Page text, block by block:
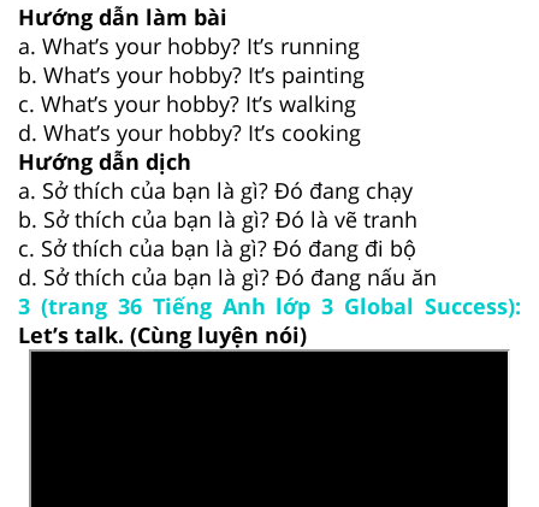
Hướng dẫn làm bài
a. What’s your hobby? It’s running
b. What’s your hobby? It’s painting
c. What’s your hobby? It’s walking
d. What’s your hobby? It’s cooking
Hướng dẫn dịch
a. Sở thích của bạn là gì? Đó đang chạy
b. Sở thích của bạn là gì? Đó là vẽ tranh
c. Sở thích của bạn là gì? Đó đang đi bộ
d. Sở thích của bạn là gì? Đó đang nấu ăn
3 (trang 36 Tiếng Anh lớp 3 Global Success):
Let’s talk. (Cùng luyện nói)